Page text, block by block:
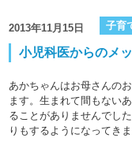
2013年11月15日 子育
小児科医からのメ
あかちゃんはお母さんの
ます。生まれて間もない
ることがありませんでし
りもするようになってき